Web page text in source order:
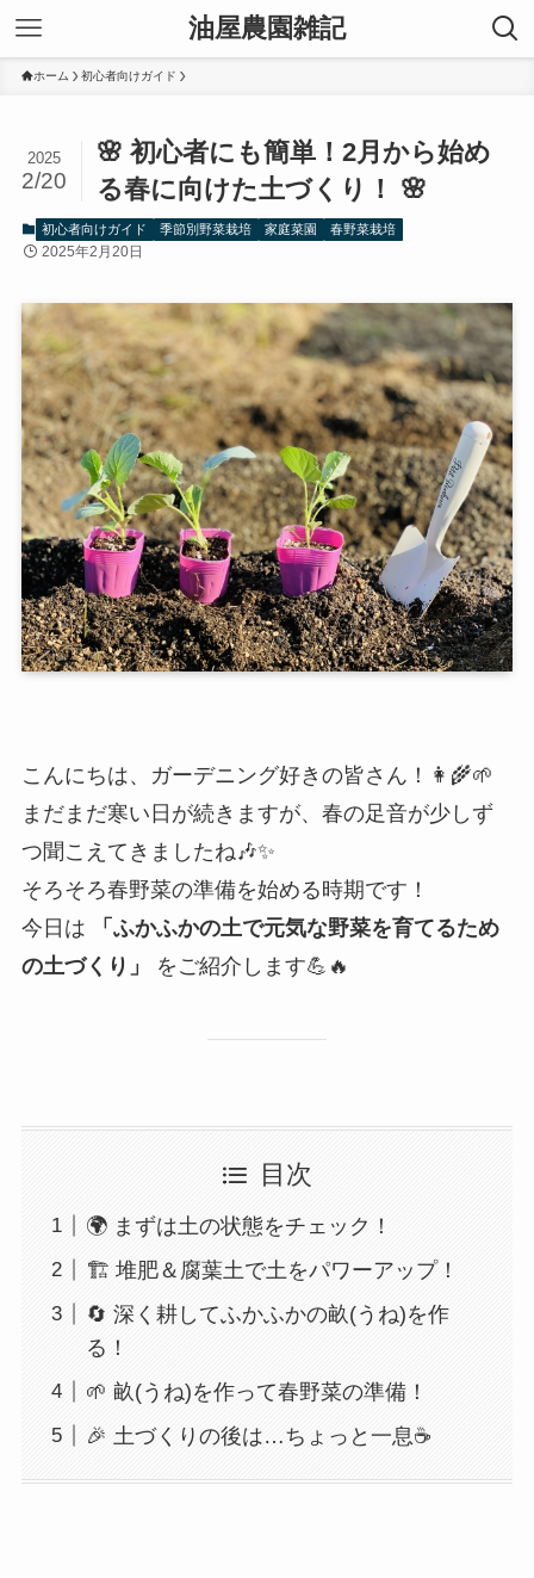
油屋農園雑記
ホーム 初心者向けガイド
🌸 初心者にも簡単！2月から始め
る春に向けた土づくり！ 🌸
2025
2/20
初心者向けガイド 季節別野菜栽培 家庭菜園 春野菜栽培
2025年2月20日
こんにちは、ガーデニング好きの皆さん！👩‍🌾🌱
まだまだ寒い日が続きますが、春の足音が少しず
つ聞こえてきましたね🎶✨
そろそろ春野菜の準備を始める時期です！
今日は
「ふかふかの土で元気な野菜を育てるため
の土づくり」
をご紹介します💪🔥
目次
🌍 まずは土の状態をチェック！
🏗 堆肥＆腐葉土で土をパワーアップ！
🔄 深く耕してふかふかの畝(うね)を作
る！
🌱 畝(うね)を作って春野菜の準備！
🎉 土づくりの後は…ちょっと一息☕